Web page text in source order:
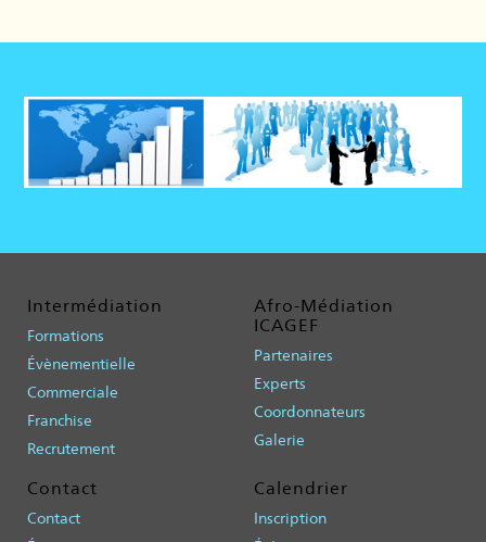
Intermédiation
Formations
Évènementielle
Commerciale
Franchise
Recrutement
Afro-Médiation
ICAGEF
Partenaires
Experts
Coordonnateurs
Galerie
Contact
Contact
Calendrier
Inscription